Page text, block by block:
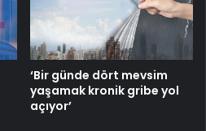
‘Bir günde dört mevsim
yaşamak kronik gribe yol
açıyor’